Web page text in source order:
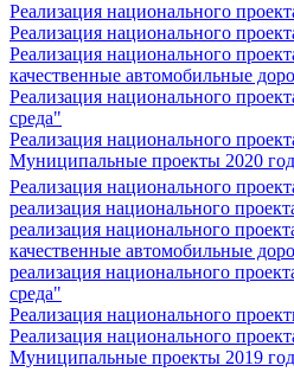
Реализация национального
Реализация национального
Реализация национального
качественные автомобильные
Реализация национального
среда"
Реализация национального
Муниципальные проекты 2020 год
Реализация национального
реализация национального
реализация национального
качественные автомобильные
реализация национального
среда"
Реализация национального
Реализация национального
Муниципальные проекты 2019 год